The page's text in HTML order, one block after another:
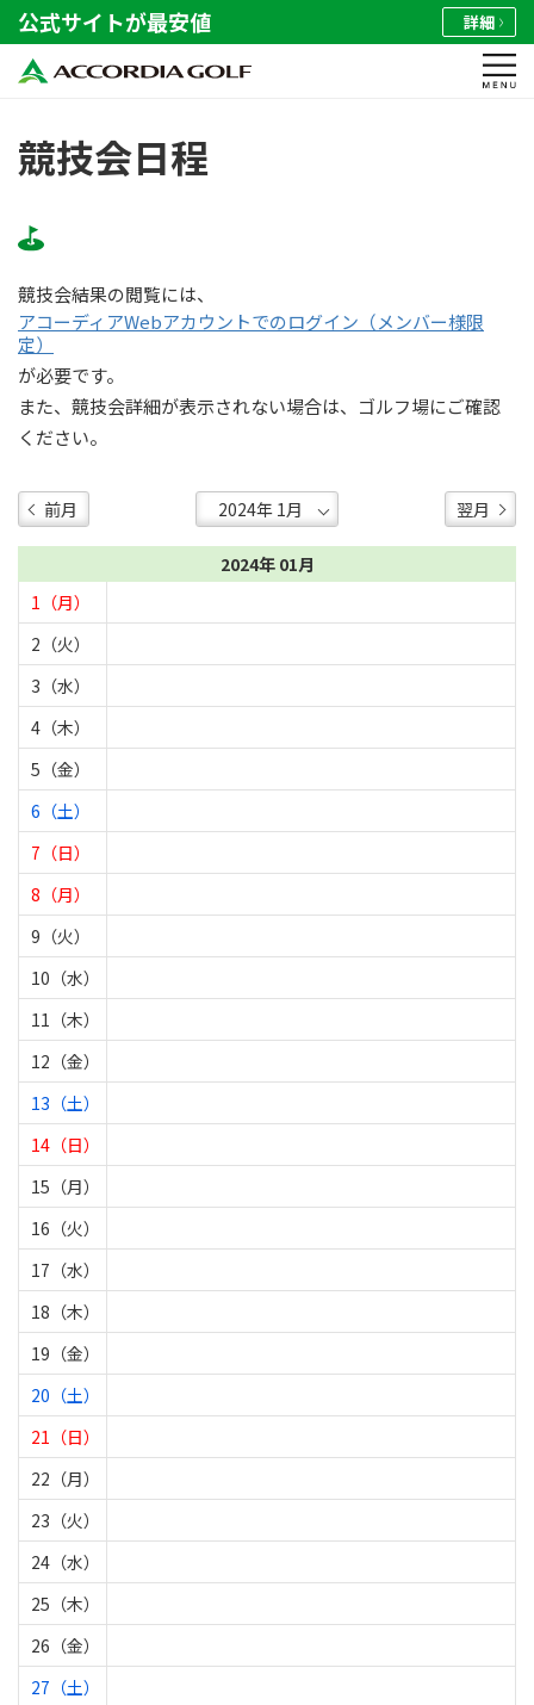
公式サイトが最安値 詳細
競技会日程
競技会結果の閲覧には、
アコーディアWebアカウントでのログイン（メンバー様限
定）
が必要です。
また、競技会詳細が表示されない場合は、ゴルフ場にご確認
ください。
前月 翌月
2024年 01月
1（月）
2（火）
3（水）
4（木）
5（金）
6（土）
7（日）
8（月）
9（火）
10（水）
11（木）
12（金）
13（土）
14（日）
15（月）
16（火）
17（水）
18（木）
19（金）
20（土）
21（日）
22（月）
23（火）
24（水）
25（木）
26（金）
27（土）